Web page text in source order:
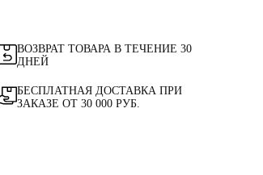
ВОЗВРАТ ТОВАРА В ТЕЧЕНИЕ 30
ДНЕЙ
БЕСПЛАТНАЯ ДОСТАВКА ПРИ
ЗАКАЗЕ ОТ 30 000 РУБ.